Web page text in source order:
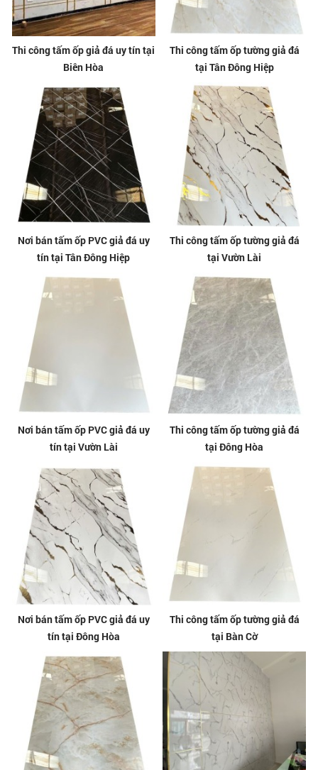
Thi công tấm ốp giả đá uy tín tại
Biên Hòa
Thi công tấm ốp tường giả đá
tại Tân Đông Hiệp
Nơi bán tấm ốp PVC giả đá uy
tín tại Tân Đông Hiệp
Thi công tấm ốp tường giả đá
tại Vườn Lài
Nơi bán tấm ốp PVC giả đá uy
tín tại Vườn Lài
Thi công tấm ốp tường giả đá
tại Đông Hòa
Nơi bán tấm ốp PVC giả đá uy
tín tại Đông Hòa
Thi công tấm ốp tường giả đá
tại Bàn Cờ